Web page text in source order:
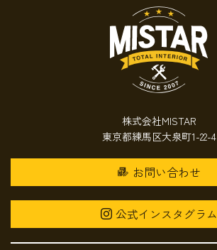
株式会社MISTAR
東京都練馬区大泉町1-22-4
お問い合わせ
公式インスタグラム